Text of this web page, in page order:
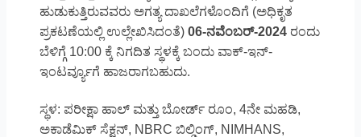
ಹುಡುಕುತ್ತಿರುವವರು ಅಗತ್ಯ ದಾಖಲೆಗಳೊಂದಿಗೆ (ಅಧಿಕೃತ
ಪ್ರಕಟಣೆಯಲ್ಲಿ ಉಲ್ಲೇಖಿಸಿದಂತೆ) 06-ನವೆಂಬರ್-2024ರಂದು
ಬೆಳಿಗ್ಗೆ 10:00 ಕ್ಕೆ ನಿಗದಿತ ಸ್ಥಳಕ್ಕೆ ಬಂದು ವಾಕ್-ಇನ್-
ಇಂಟರ್ವ್ಯೂಗೆ ಹಾಜರಾಗಬಹುದು.
ಸ್ಥಳ: ಪರೀಕ್ಷಾ ಹಾಲ್ ಮತ್ತು ಬೋರ್ಡ್ ರೂಂ, 4ನೇ ಮಹಡಿ,
ಅಕಾಡೆಮಿಕ್ ಸೆಕ್ಷನ್, NBRC ಬಿಲ್ಡಿಂಗ್, NIMHANS,